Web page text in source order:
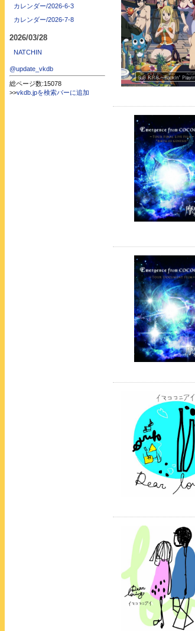
カレンダー/2026-6-3
カレンダー/2026-7-8
2026/03/28
NATCHIN
@update_vkdb
総ページ数:15078
>>vkdb.jpを検索バーに追加